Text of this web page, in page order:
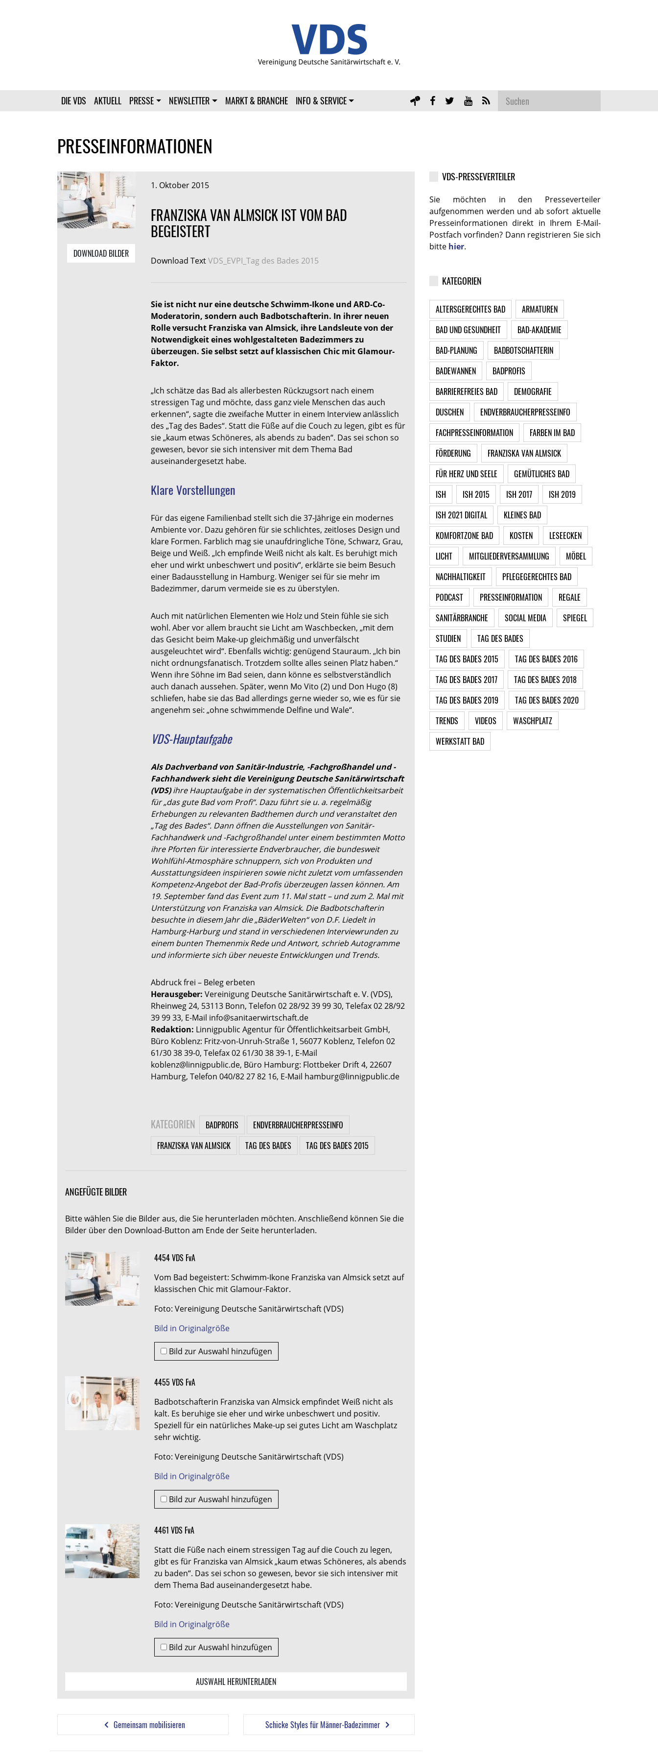
DIE VDS AKTUELL PRESSE NEWSLETTER MARKT & BRANCHE INFO & SERVICE
PRESSEINFORMATIONEN
DOWNLOAD BILDER
1. Oktober 2015
FRANZISKA VAN ALMSICK IST VOM BAD
BEGEISTERT
Download TextVDS_EVPI_Tag des Bades 2015
Sie ist nicht nur eine deutsche Schwimm-Ikone und ARD-Co-
Moderatorin, sondern auch Badbotschafterin. In ihrer neuen
Rolle versucht Franziska van Almsick, ihre Landsleute von der
Notwendigkeit eines wohlgestalteten Badezimmers zu
überzeugen. Sie selbst setzt auf klassischen Chic mit Glamour-
Faktor.
„Ich schätze das Bad als allerbesten Rückzugsort nach einem
stressigen Tag und möchte, dass ganz viele Menschen das auch
erkennen“, sagte die zweifache Mutter in einem Interview anlässlich
des „Tag des Bades“. Statt die Füße auf die Couch zu legen, gibt es für
sie „kaum etwas Schöneres, als abends zu baden“. Das sei schon so
gewesen, bevor sie sich intensiver mit dem Thema Bad
auseinandergesetzt habe.
Klare Vorstellungen
Für das eigene Familienbad stellt sich die 37-Jährige ein modernes
Ambiente vor. Dazu gehören für sie schlichtes, zeitloses Design und
klare Formen. Farblich mag sie unaufdringliche Töne, Schwarz, Grau,
Beige und Weiß. „Ich empfinde Weiß nicht als kalt. Es beruhigt mich
eher und wirkt unbeschwert und positiv“, erklärte sie beim Besuch
einer Badausstellung in Hamburg. Weniger sei für sie mehr im
Badezimmer, darum vermeide sie es zu überstylen.
Auch mit natürlichen Elementen wie Holz und Stein fühle sie sich
wohl. Aber vor allem braucht sie Licht am Waschbecken, „mit dem
das Gesicht beim Make-up gleichmäßig und unverfälscht
ausgeleuchtet wird“. Ebenfalls wichtig: genügend Stauraum. „Ich bin
nicht ordnungsfanatisch. Trotzdem sollte alles seinen Platz haben.“
Wenn ihre Söhne im Bad seien, dann könne es selbstverständlich
auch danach aussehen. Später, wenn Mo Vito (2) und Don Hugo (8)
schliefen, habe sie das Bad allerdings gerne wieder so, wie es für sie
angenehm sei: „ohne schwimmende Delfine und Wale“.
VDS-Hauptaufgabe
Als Dachverband von Sanitär-Industrie, -Fachgroßhandel und -
Fachhandwerk sieht die Vereinigung Deutsche Sanitärwirtschaft
(VDS)ihre Hauptaufgabe in der systematischen Öffentlichkeitsarbeit
für „das gute Bad vom Profi“. Dazu führt sie u. a. regelmäßig
Erhebungen zu relevanten Badthemen durch und veranstaltet den
„Tag des Bades“. Dann öffnen die Ausstellungen von Sanitär-
Fachhandwerk und -Fachgroßhandel unter einem bestimmten Motto
ihre Pforten für interessierte Endverbraucher, die bundesweit
Wohlfühl-Atmosphäre schnuppern, sich von Produkten und
Ausstattungsideen inspirieren sowie nicht zuletzt vom umfassenden
Kompetenz-Angebot der Bad-Profis überzeugen lassen können.Am
19. September fand das Event zum 11. Mal statt – und zum 2. Mal mit
Unterstützung von Franziska van Almsick. Die Badbotschafterin
besuchte in diesem Jahr die „BäderWelten“ von D.F. Liedelt in
Hamburg-Harburg und stand in verschiedenen Interviewrunden zu
einem bunten Themenmix Rede und Antwort, schrieb Autogramme
und informierte sich über neueste Entwicklungen und Trends.
Abdruck frei – Beleg erbeten
Herausgeber: Vereinigung Deutsche Sanitärwirtschaft e. V. (VDS),
Rheinweg 24, 53113 Bonn, Telefon 02 28/92 39 99 30, Telefax 02 28/92
39 99 33, E-Mail info@sanitaerwirtschaft.de
Redaktion: Linnigpublic Agentur für Öffentlichkeitsarbeit GmbH,
Büro Koblenz: Fritz-von-Unruh-Straße 1, 56077 Koblenz, Telefon 02
61/30 38 39-0, Telefax 02 61/30 38 39-1, E-Mail
koblenz@linnigpublic.de, Büro Hamburg: Flottbeker Drift 4, 22607
Hamburg, Telefon 040/82 27 82 16, E-Mail hamburg@linnigpublic.de
KATEGORIEN BADPROFIS
ENDVERBRAUCHERPRESSEINFO
FRANZISKA VAN ALMSICK
TAG DES BADES TAG DES BADES 2015
ANGEFÜGTE BILDER
Bitte wählen Sie die Bilder aus, die Sie herunterladen möchten. Anschließend können Sie die
Bilder über den Download-Button am Ende der Seite herunterladen.
4454 VDS FvA
Vom Bad begeistert: Schwimm-Ikone Franziska van Almsick setzt auf
klassischen Chic mit Glamour-Faktor.
Foto: Vereinigung Deutsche Sanitärwirtschaft (VDS)
Bild in Originalgröße
Bild zur Auswahl hinzufügen
4455 VDS FvA
Badbotschafterin Franziska van Almsick empfindet Weiß nicht als
kalt. Es beruhige sie eher und wirke unbeschwert und positiv.
Speziell für ein natürliches Make-up sei gutes Licht am Waschplatz
sehr wichtig.
Foto: Vereinigung Deutsche Sanitärwirtschaft (VDS)
Bild in Originalgröße
Bild zur Auswahl hinzufügen
4461 VDS FvA
Statt die Füße nach einem stressigen Tag auf die Couch zu legen,
gibt es für Franziska van Almsick „kaum etwas Schöneres, als abends
zu baden“. Das sei schon so gewesen, bevor sie sich intensiver mit
dem Thema Bad auseinandergesetzt habe.
Foto: Vereinigung Deutsche Sanitärwirtschaft (VDS)
Bild in Originalgröße
Bild zur Auswahl hinzufügen
AUSWAHL HERUNTERLADEN
Gemeinsam mobilisieren Schicke Styles für Männer-Badezimmer
VDS-PRESSEVERTEILER
Sie möchten in den Presseverteiler
aufgenommen werden und ab sofort aktuelle
Presseinformationen direkt in Ihrem E-Mail-
Postfach vorfinden? Dann registrieren Sie sich
bitte hier.
KATEGORIEN
ALTERSGERECHTES BAD
ARMATUREN
BAD UND GESUNDHEIT
BAD-AKADEMIE
BAD-PLANUNG
BADBOTSCHAFTERIN
BADEWANNEN
BADPROFIS
BARRIEREFREIES BAD
DEMOGRAFIE
DUSCHEN
ENDVERBRAUCHERPRESSEINFO
FACHPRESSEINFORMATION
FARBEN IM BAD
FÖRDERUNG
FRANZISKA VAN ALMSICK
FÜR HERZ UND SEELE
GEMÜTLICHES BAD
ISH
ISH 2015 ISH 2017
ISH 2019
ISH 2021 DIGITAL
KLEINES BAD
KOMFORTZONE BAD
KOSTEN
LESEECKEN
LICHT
MITGLIEDERVERSAMMLUNG
MÖBEL
NACHHALTIGKEIT
PFLEGEGERECHTES BAD
PODCAST
PRESSEINFORMATION
REGALE
SANITÄRBRANCHE
SOCIAL MEDIA
SPIEGEL
STUDIEN
TAG DES BADES
TAG DES BADES 2015
TAG DES BADES 2016
TAG DES BADES 2017
TAG DES BADES 2018
TAG DES BADES 2019
TAG DES BADES 2020
TRENDS
VIDEOS
WASCHPLATZ
WERKSTATT BAD